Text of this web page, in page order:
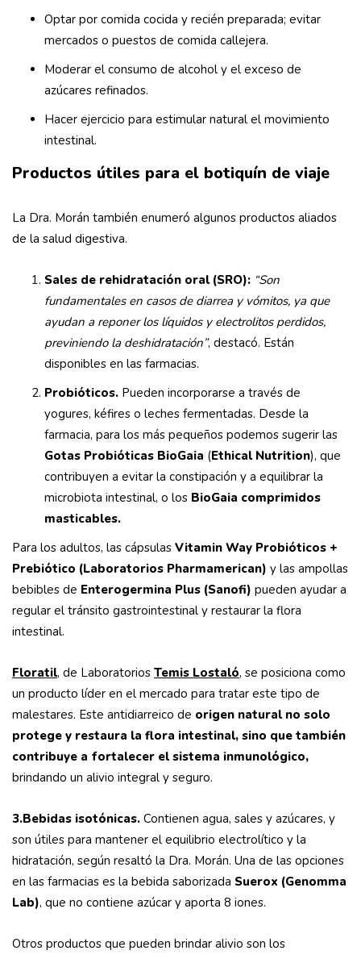
Optar por comida cocida y recién preparada; evitar
mercados o puestos de comida callejera.
Moderar el consumo de alcohol y el exceso de
azúcares refinados.
Hacer ejercicio para estimular natural el movimiento
intestinal.
Productos útiles para el botiquín de viaje
La Dra. Morán también enumeró algunos productos aliados
de la salud digestiva.
Sales de rehidratación oral (SRO): “Son
fundamentales en casos de diarrea y vómitos, ya que
ayudan a reponer los líquidos y electrolitos perdidos,
previniendo la deshidratación”, destacó. Están
disponibles en las farmacias.
Probióticos. Pueden incorporarse a través de
yogures, kéfires o leches fermentadas. Desde la
farmacia, para los más pequeños podemos sugerir las
Gotas Probióticas BioGaia (Ethical Nutrition), que
contribuyen a evitar la constipación y a equilibrar la
microbiota intestinal, o los BioGaia comprimidos
masticables.
Para los adultos, las cápsulas Vitamin Way Probióticos +
Prebiótico (Laboratorios Pharmamerican) y las ampollas
bebibles de Enterogermina Plus (Sanofi) pueden ayudar a
regular el tránsito gastrointestinal y restaurar la flora
intestinal.
Floratil, de Laboratorios Temis Lostaló, se posiciona como
un producto líder en el mercado para tratar este tipo de
malestares. Este antidiarreico de origen natural no solo
protege y restaura la flora intestinal, sino que también
contribuye a fortalecer el sistema inmunológico,
brindando un alivio integral y seguro.
3.Bebidas isotónicas. Contienen agua, sales y azúcares, y
son útiles para mantener el equilibrio electrolítico y la
hidratación, según resaltó la Dra. Morán. Una de las opciones
en las farmacias es la bebida saborizada Suerox (Genomma
Lab), que no contiene azúcar y aporta 8 iones.
Otros productos que pueden brindar alivio son los